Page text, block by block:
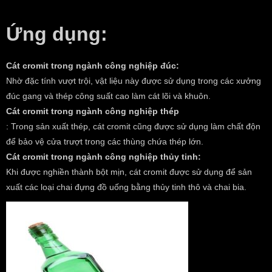
Ứng dụng:
Cát cromit trong ngành công nghiệp đúc:
Nhờ đặc tính vượt trội, vật liệu này được sử dụng trong các xưởng
đúc gang và thép công suất cao làm cát lõi và khuôn.
Cát cromit trong ngành công nghiệp thép
: Trong sản xuất thép, cát cromit cũng được sử dụng làm chất độn
để bảo vệ cửa trượt trong các thùng chứa thép lớn.
Cát cromit trong ngành công nghiệp thủy tinh:
Khi được nghiền thành bột mịn, cát cromit được sử dụng để sản
xuất các loại chai đựng đồ uống bằng thủy tinh thô và chai bia.